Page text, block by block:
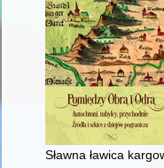
Sławna ławica